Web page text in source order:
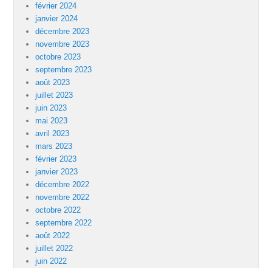
février 2024
janvier 2024
décembre 2023
novembre 2023
octobre 2023
septembre 2023
août 2023
juillet 2023
juin 2023
mai 2023
avril 2023
mars 2023
février 2023
janvier 2023
décembre 2022
novembre 2022
octobre 2022
septembre 2022
août 2022
juillet 2022
juin 2022